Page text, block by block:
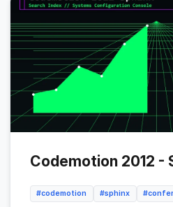
Codemotion 2012 -
#codemotion #sphinx